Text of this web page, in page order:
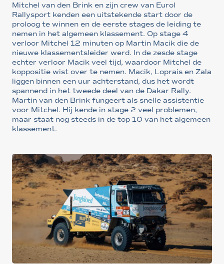
Mitchel van den Brink en zijn crew van Eurol
Rallysport kenden een uitstekende start door de
proloog te winnen en de eerste stages de leiding te
nemen in het algemeen klassement. Op stage 4
verloor Mitchel 12 minuten op Martin Macik die de
nieuwe klassementsleider werd. In de zesde stage
echter verloor Macik veel tijd, waardoor Mitchel de
koppositie wist over te nemen. Macik, Loprais en Zala
liggen binnen een uur achterstand, dus het wordt
spannend in het tweede deel van de Dakar Rally.
Martin van den Brink fungeert als snelle assistentie
voor Mitchel. Hij kende in stage 2 veel problemen,
maar staat nog steeds in de top 10 van het algemeen
klassement.